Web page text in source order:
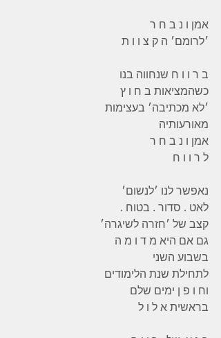
אמן ו נ ב ח ר
׳לרומם׳ ה ק צ ו ו ת
ב ר ו ו ח שנחווה בנו
כשהמציאות ב ח ו ץ
׳לא מכתיבה׳ בעצימות
מאורעותיה
אמן ו נ ב ח ר
ל ר ו ו ח
נאפשר לנו ׳לנשום׳
לאט . סדור . בטוח .
קצב של ׳חזרה לשיגרה׳
גם אם היא מ ד ו מ ה
בשבוע השני
לתחילת שנת הלימודים
וח ו פ ן ימים שלם
בראשית א ל ו ל